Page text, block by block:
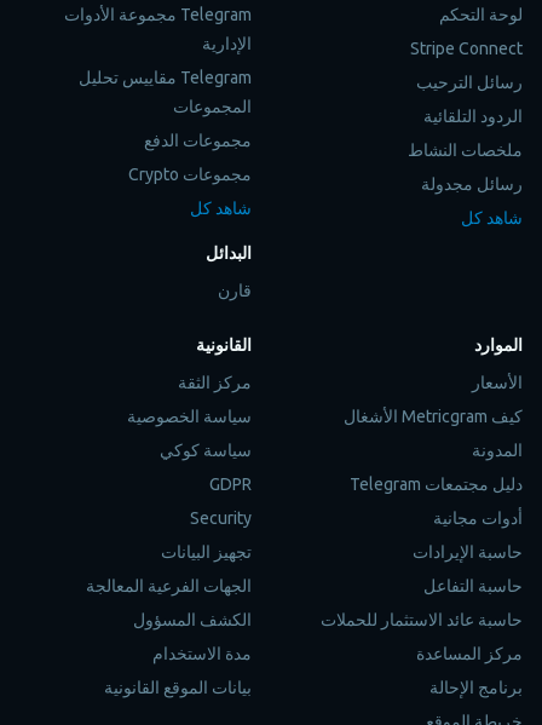
لوحة التحكم
Stripe Connect
رسائل الترحيب
الردود التلقائية
ملخصات النشاط
رسائل مجدولة
شاهد كل
Telegram مجموعة الأدوات
الإدارية
Telegram مقاييس تحليل
المجموعات
مجموعات الدفع
مجموعات Crypto
شاهد كل
البدائل
قارن
الموارد
الأسعار
كيف Metricgram الأشغال
المدونة
دليل مجتمعات Telegram
أدوات مجانية
حاسبة الإيرادات
حاسبة التفاعل
حاسبة عائد الاستثمار للحملات
مركز المساعدة
برنامج الإحالة
خريطة الموقع
القانونية
مركز الثقة
سياسة الخصوصية
سياسة كوكي
GDPR
Security
تجهيز البيانات
الجهات الفرعية المعالجة
الكشف المسؤول
مدة الاستخدام
بيانات الموقع القانونية